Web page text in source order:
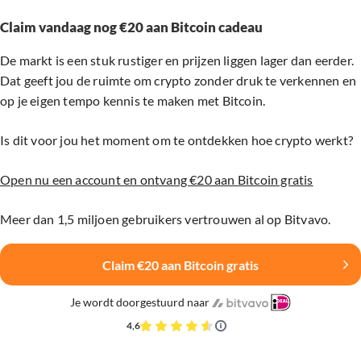
Claim vandaag nog €20 aan Bitcoin cadeau
De markt is een stuk rustiger en prijzen liggen lager dan eerder.
Dat geeft jou de ruimte om crypto zonder druk te verkennen en
op je eigen tempo kennis te maken met Bitcoin.
Is dit voor jou het moment om te ontdekken hoe crypto werkt?
Open nu een account en ontvang €20 aan Bitcoin gratis
Meer dan 1,5 miljoen gebruikers vertrouwen al op Bitvavo.
Claim €20 aan Bitcoin gratis
Je wordt doorgestuurd naar
4,6